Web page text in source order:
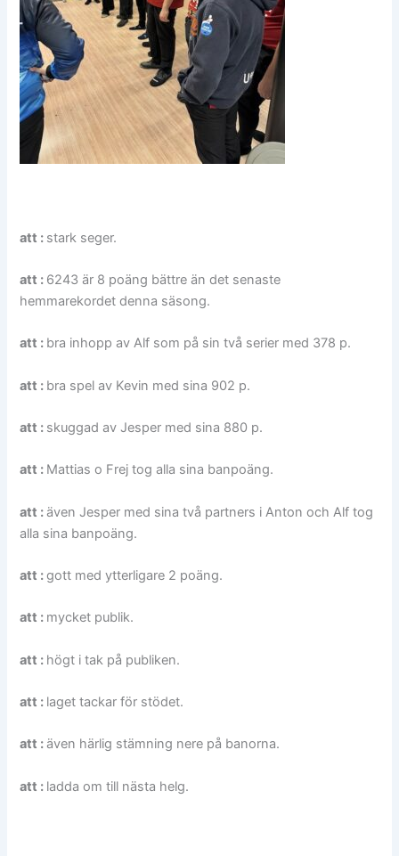
att : stark seger.
att : 6243 är 8 poäng bättre än det senaste
hemmarekordet denna säsong.
att : bra inhopp av Alf som på sin två serier med 378 p.
att : bra spel av Kevin med sina 902 p.
att : skuggad av Jesper med sina 880 p.
att : Mattias o Frej tog alla sina banpoäng.
att :även Jesper med sina två partners i Anton och Alf tog
alla sina banpoäng.
att :gott med ytterligare 2 poäng.
att : mycket publik.
att : högt i tak på publiken.
att : laget tackar för stödet.
att :även härlig stämning nere på banorna.
att : ladda om till nästa helg.